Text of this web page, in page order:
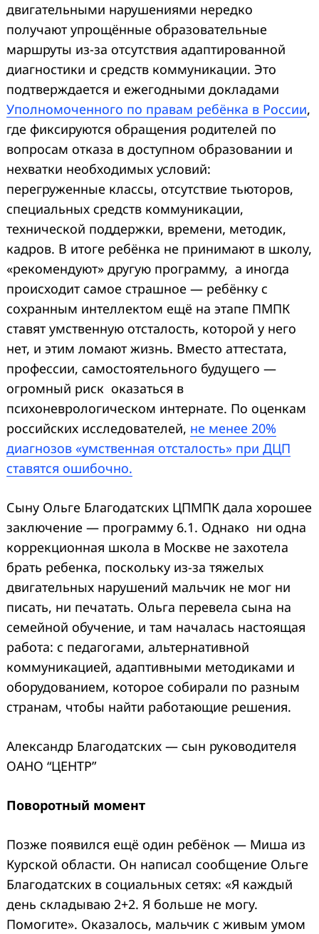
двигательными нарушениями нередко
получают упрощённые образовательные
маршруты из-за отсутствия адаптированной
диагностики и средств коммуникации. Это
подтверждается и ежегодными докладами
Уполномоченного по правам ребёнка в России,
где фиксируются обращения родителей по
вопросам отказа в доступном образовании и
нехватки необходимых условий:
перегруженные классы, отсутствие тьюторов,
специальных средств коммуникации,
технической поддержки, времени, методик,
кадров. В итоге ребёнка не принимают в школу,
«рекомендуют» другую программу, а иногда
происходит самое страшное — ребёнку с
сохранным интеллектом ещё на этапе ПМПК
ставят умственную отсталость, которой у него
нет, и этим ломают жизнь. Вместо аттестата,
профессии, самостоятельного будущего —
огромный риск оказаться в
психоневрологическом интернате. По оценкам
российских исследователей, не менее 20%
диагнозов «умственная отсталость» при ДЦП
ставятся ошибочно.
Сыну Ольге Благодатских ЦПМПК дала хорошее
заключение — программу 6.1. Однако ни одна
коррекционная школа в Москве не захотела
брать ребенка, поскольку из-за тяжелых
двигательных нарушений мальчик не мог ни
писать, ни печатать. Ольга перевела сына на
семейной обучение, и там началась настоящая
работа: с педагогами, альтернативной
коммуникацией, адаптивными методиками и
оборудованием, которое собирали по разным
странам, чтобы найти работающие решения.
Александр Благодатских — сын руководителя
ОАНО “ЦЕНТР”
Поворотный момент
Позже появился ещё один ребёнок — Миша из
Курской области. Он написал сообщение Ольге
Благодатских в социальных сетях: «Я каждый
день складываю 2+2. Я больше не могу.
Помогите». Оказалось, мальчик с живым умом